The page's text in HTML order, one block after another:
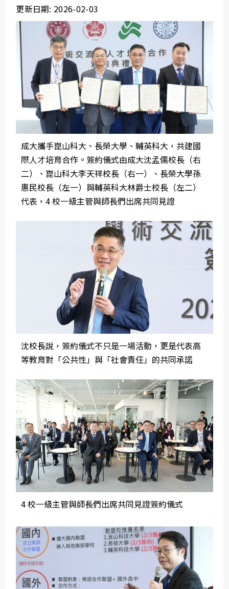
更新日期: 2026-02-03
成大攜手崑山科大、長榮大學、輔英科大，共建國
際人才培育合作。簽約儀式由成大沈孟儒校長（右
二）、崑山科大李天祥校長（右一）、長榮大學孫
惠民校長（左一）與輔英科大林爵士校長（左二）
代表，4 校一級主管與師長們出席共同見證
沈校長說，簽約儀式不只是一場活動，更是代表高
等教育對「公共性」與「社會責任」的共同承諾
4 校一級主管與師長們出席共同見證簽約儀式